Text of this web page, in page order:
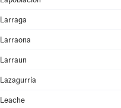
Larraga
Larraona
Larraun
Lazagurría
Leache